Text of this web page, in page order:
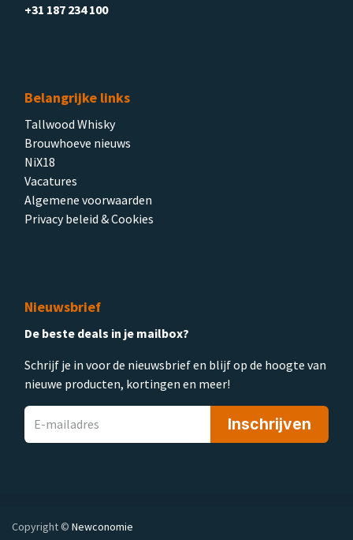
+31 187 234 100
Belangrijke links
Tallwood Whisky
Brouwhoeve nieuws
NiX18
Vacatures
Algemene voorwaarden
Privacy beleid & Cookies
Nieuwsbrief
De beste deals in je mailbox?
Schrijf je in voor de nieuwsbrief en blijf op de hoogte van
nieuwe producten, kortingen en meer!
Inschrijven
Copyright © Newconomie